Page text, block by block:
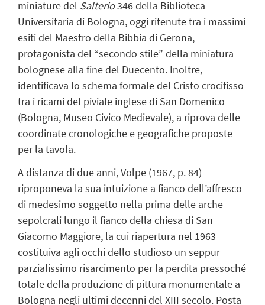
miniature del Salterio346 della Biblioteca
Universitaria di Bologna, oggi ritenute tra i massimi
esiti del Maestro della Bibbia di Gerona,
protagonista del “secondo stile” della miniatura
bolognese alla fine del Duecento. Inoltre,
identificava lo schema formale del Cristo crocifisso
tra i ricami del piviale inglese di San Domenico
(Bologna, Museo Civico Medievale), a riprova delle
coordinate cronologiche e geografiche proposte
per la tavola.
A distanza di due anni, Volpe (1967, p. 84)
riproponeva la sua intuizione a fianco dell’affresco
di medesimo soggetto nella prima delle arche
sepolcrali lungo il fianco della chiesa di San
Giacomo Maggiore, la cui riapertura nel 1963
costituiva agli occhi dello studioso un seppur
parzialissimo risarcimento per la perdita pressoché
totale della produzione di pittura monumentale a
Bologna negli ultimi decenni del XIII secolo. Posta